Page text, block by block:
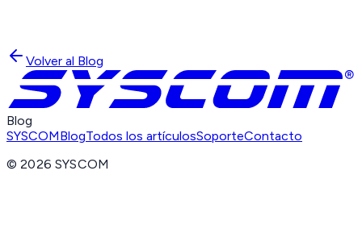
Volver al Blog
Blog
SYSCOMBlogTodos los artículosSoporteContacto
©2026 SYSCOM